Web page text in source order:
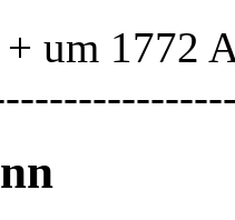
um 1772